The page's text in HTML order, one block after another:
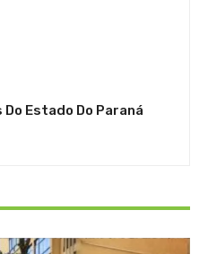
Estado Do Paraná